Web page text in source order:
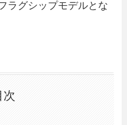
ラグシップモデルとな
次